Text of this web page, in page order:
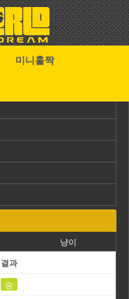
미니홀짝
냥이
결과
승